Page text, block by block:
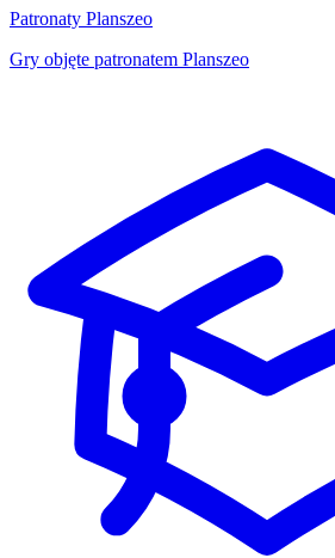
Patronaty Planszeo
Gry objęte patronatem Planszeo